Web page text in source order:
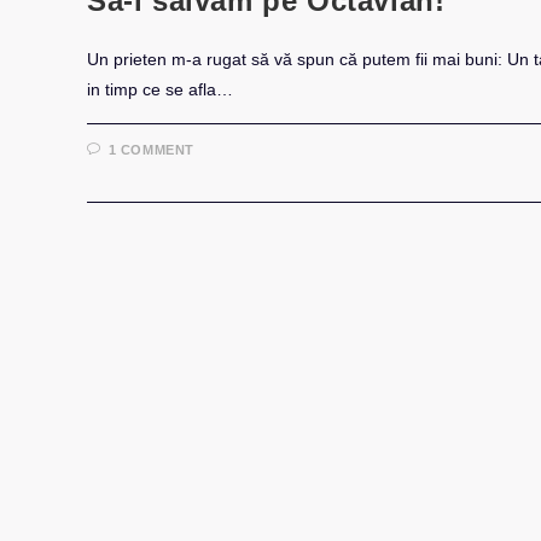
Un prieten m-a rugat să vă spun că putem fii mai buni:
in timp ce se afla…
1 COMMENT